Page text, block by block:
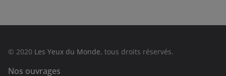
e
© 2020 Les Yeux du Monde, tous droits réservés.
Nos ouvrages